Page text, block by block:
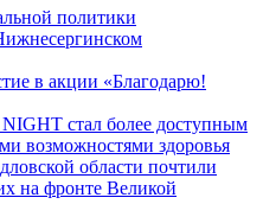
политики
в акции «Благодарю!
стал более доступным
возможностями здоровья
области почтили
на фронте Великой